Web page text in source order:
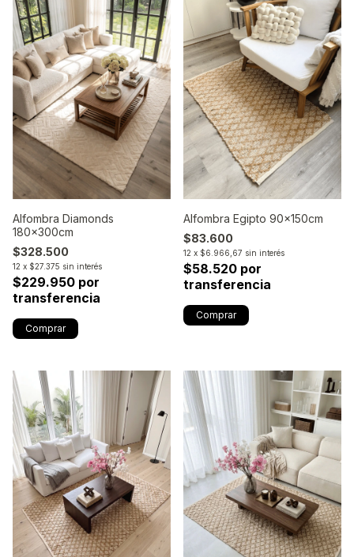
Alfombra Diamonds
180x300cm
$328.500
12 x $27.375 sin interés
$229.950 por
transferencia
Alfombra Egipto 90x150cm
$83.600
12 x $6.966,67 sin interés
$58.520 por
transferencia